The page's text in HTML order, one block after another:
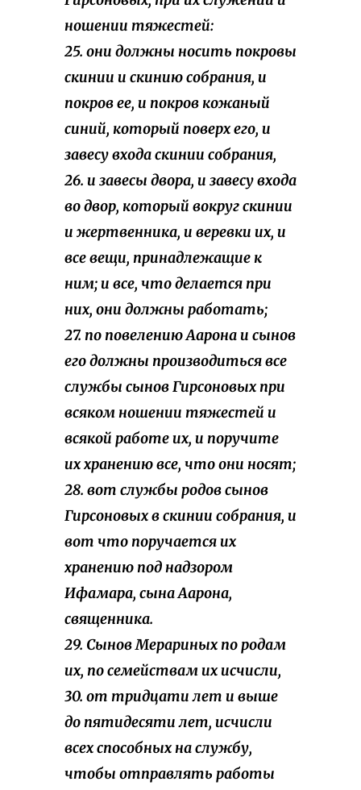
ношении тяжестей:
25. они должны носить покровы
скинии и скинию собрания, и
покров ее, и покров кожаный
синий, который поверх его, и
завесу входа скинии собрания,
26. и завесы двора, и завесу входа
во двор, который вокруг скинии
и жертвенника, и веревки их, и
все вещи, принадлежащие к
ним; и все, что делается при
них, они должны работать;
27. по повелению Аарона и сынов
его должны производиться все
службы сынов Гирсоновых при
всяком ношении тяжестей и
всякой работе их, и поручите
их хранению все, что они носят;
28. вот службы родов сынов
Гирсоновых в скинии собрания, и
вот что поручается их
хранению под надзором
Ифамара, сына Аарона,
священника.
29. Сынов Мерариных по родам
их, по семействам их исчисли,
30. от тридцати лет и выше
до пятидесяти лет, исчисли
всех способных на службу,
чтобы отправлять работы